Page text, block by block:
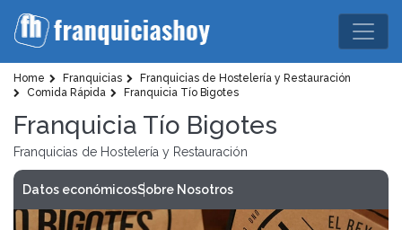
Home Franquicias
Franquicias de Hostelería y Restauración
Comida Rápida
Franquicia Tío Bigotes
Franquicia Tío Bigotes
Franquicias de Hostelería y Restauración
Datos económicosSobre Nosotros